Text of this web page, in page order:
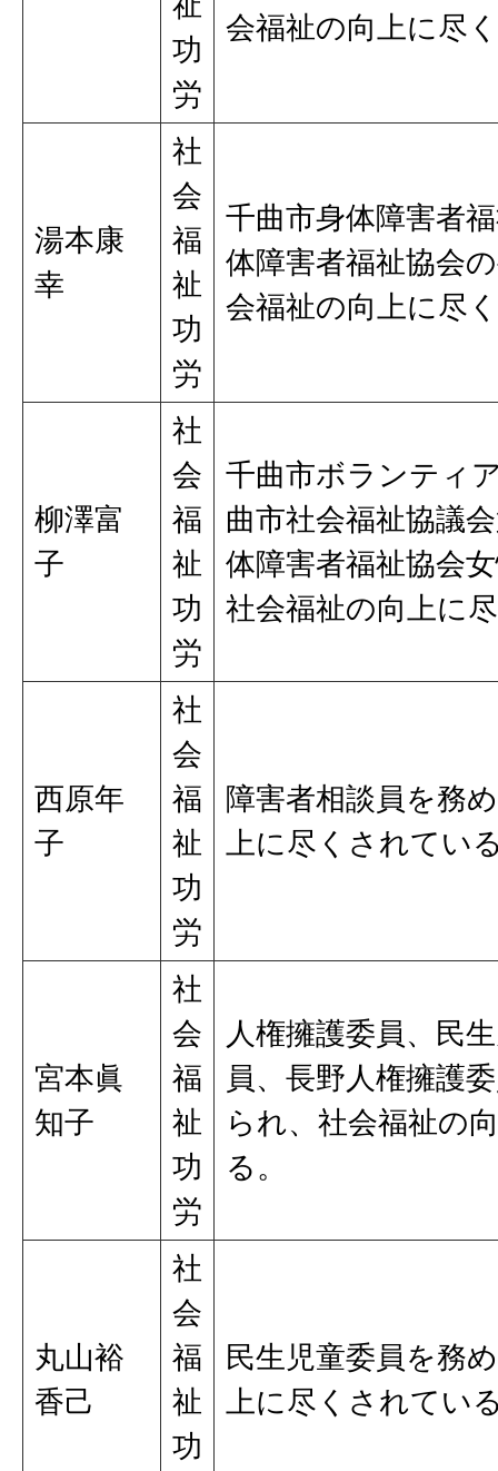
功
労
会福祉の向上に尽
湯本康
幸
社
会
福
祉
功
労
千曲市身体障害者
体障害者福祉協会
会福祉の向上に尽
柳澤富
子
社
会
福
祉
功
労
千曲市ボランティ
曲市社会福祉協議
体障害者福祉協会
社会福祉の向上に
西原年
子
社
会
福
祉
功
労
障害者相談員を務
上に尽くされてい
宮本眞
知子
社
会
福
祉
功
労
人権擁護委員、民
員、長野人権擁護
られ、社会福祉の
る。
丸山裕
香己
社
会
福
祉
功
民生児童委員を務
上に尽くされてい